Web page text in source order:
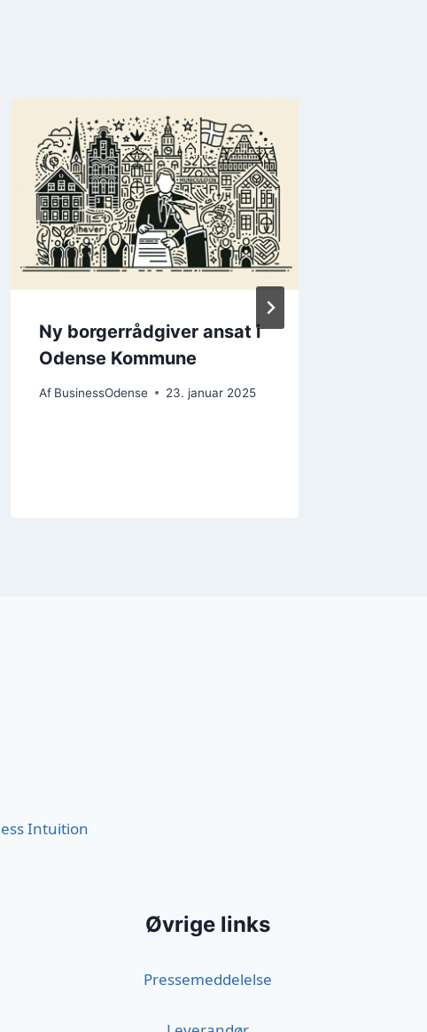
Ny borgerrådgiver ansat i
Odense Kommune
Af BusinessOdense 23. januar 2025
Intuition
Øvrige links
Pressemeddelelse